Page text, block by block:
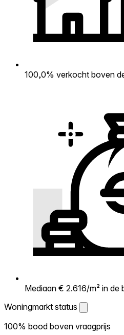
100,0% verkocht boven
Mediaan € 2.616/m² in de
Woningmarkt status
Woningmarkt status
100% bood boven vraagprijs